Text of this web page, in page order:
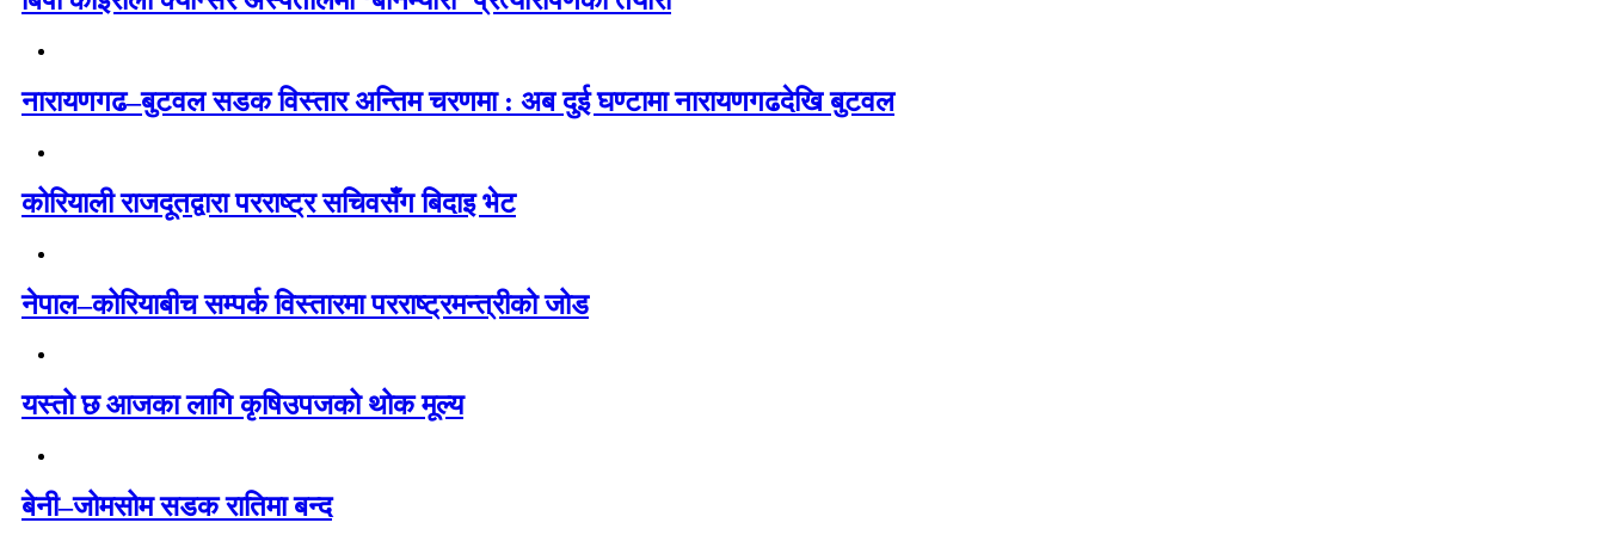
नारायणगढ–बुटवल सडक विस्तार अन्तिम चरणमा : अब दुई घण्टामा नारायणगढदेखि बुटवल
कोरियाली राजदूतद्वारा परराष्ट्र सचिवसँग बिदाइ भेट
नेपाल–कोरियाबीच सम्पर्क विस्तारमा परराष्ट्रमन्त्रीको जोड
यस्तो छ आजका लागि कृषिउपजको थोक मूल्य
बेनी–जोमसोम सडक रातिमा बन्द